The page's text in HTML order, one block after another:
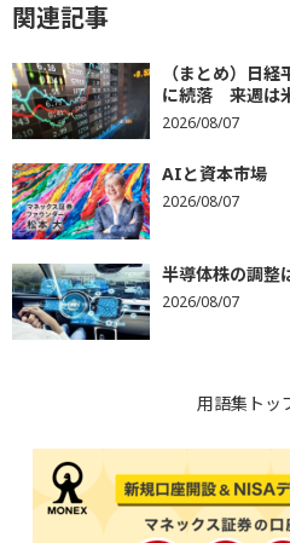
関連記事
（まとめ）日
に続落 来週は
2026/08/07
AIと資本市場
2026/08/07
半導体株の調整
2026/08/07
用語集トッ